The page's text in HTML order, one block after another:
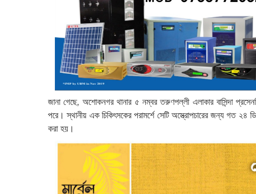
জানা গেছে, অশোকনগর থানার ৫ নম্বর তরুণপল্লী এলাকার বাসিন্দা
পরে। স্থানীয় এক চিকিৎসকের পরামর্শে সেটি অস্ত্রোপচারের জন্য গত ২৪
করা হয়।